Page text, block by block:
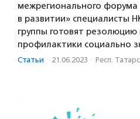
межрегионального форума
в развитии» специалисты
группы готовят
профилактики социально
Статьи · 21.06.2023 · Респ.